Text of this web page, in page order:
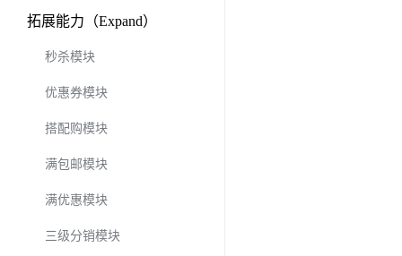
拓展能力（Expand）
秒杀模块
优惠券模块
搭配购模块
满包邮模块
满优惠模块
三级分销模块